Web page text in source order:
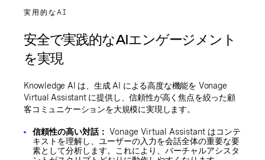
実用的なAI
安全で実践的なAIエンゲージメント
を実現
Knowledge AI は、生成 AI による高度な機能を Vonage
Virtual Assistant に提供し、信頼性が高く焦点を絞った顧
客コミュニケーションを大規模に実現します。
信頼性の高い対話： Vonage Virtual Assistant はコンテ
キストを理解し、ユーザーの入力を会話全体の重要な要
素として分析します。これにより、バーチャルアシスタ